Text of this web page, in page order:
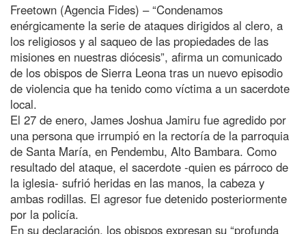
Freetown (Agencia Fides) – “Condenamos
enérgicamente la serie de ataques dirigidos al clero, a
los religiosos y al saqueo de las propiedades de las
misiones en nuestras diócesis”, afirma un comunicado
de los obispos de Sierra Leona tras un nuevo episodio
de violencia que ha tenido como víctima a un sacerdote
local.
El 27 de enero, James Joshua Jamiru fue agredido por
una persona que irrumpió en la rectoría de la parroquia
de Santa María, en Pendembu, Alto Bambara. Como
resultado del ataque, el sacerdote -quien es párroco de
la iglesia- sufrió heridas en las manos, la cabeza y
ambas rodillas. El agresor fue detenido posteriormente
por la policía.
En su declaración, los obispos expresan su “profunda